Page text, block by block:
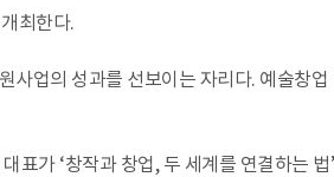
최한다.
업의 성과를 선보이는 자리다. 예술창업
가 ‘창작과 창업, 두 세계를 연결하는 법